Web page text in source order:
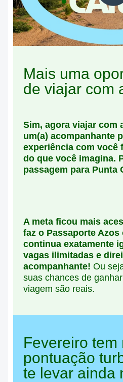
Mais uma
de viajar com
Sim, agora viajar com
um(a) acompanhante
experiência com você
do que você imagina.
passagem para Punta
A meta ficou mais
faz o Passaporte Azos
continua exatamente
vagas ilimitadas e
acompanhante! Ou
suas chances de
viagem são reais.
Fevereiro tem
pontuação
te levar ainda